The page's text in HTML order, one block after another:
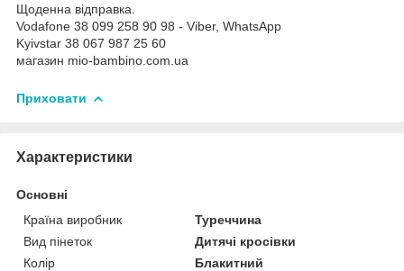
Щоденна відправка.
Vodafone 38 099 258 90 98 - Viber, WhatsApp
Kyivstar 38 067 987 25 60
магазин mio-bambino.com.ua
Приховати
Характеристики
Основні
Країна виробник
Туреччина
Вид пінеток
Дитячі кросівки
Колір
Блакитний